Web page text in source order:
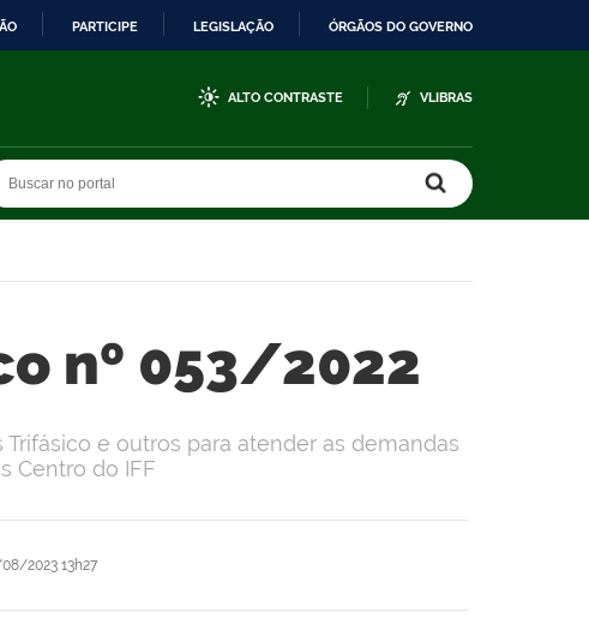
PARTICIPE LEGISLAÇÃO ÓRGÃOS DO GOVERNO
ALTO CONTRASTE VLIBRAS
nº 053/2022
2023 13h27
e outros para atender as demandas
Centro do IFF